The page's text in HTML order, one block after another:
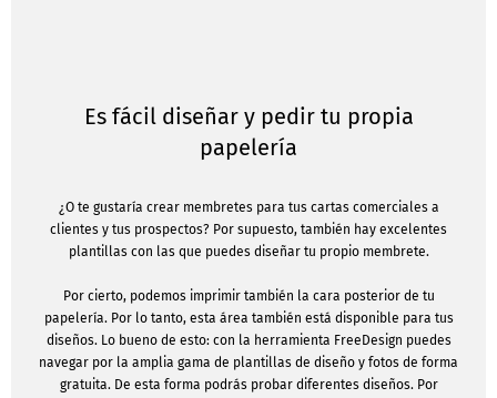
Es fácil diseñar y pedir tu propia
papelería
¿O te gustaría crear membretes para tus cartas comerciales a
clientes y tus prospectos? Por supuesto, también hay excelentes
plantillas con las que puedes diseñar tu propio membrete.
Por cierto, podemos imprimir también la cara posterior de tu
papelería. Por lo tanto, esta área también está disponible para tus
diseños. Lo bueno de esto: con la herramienta FreeDesign puedes
navegar por la amplia gama de plantillas de diseño y fotos de forma
gratuita. De esta forma podrás probar diferentes diseños. Por